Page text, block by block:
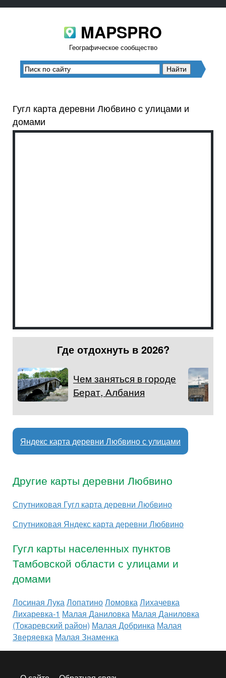
MAPSPRO
Географическое сообщество
Гугл карта деревни Любвино с улицами и
домами
Где отдохнуть в 2026?
Чем заняться в городе
Берат, Албания
Яндекс карта деревни Любвино с улицами
Другие карты деревни Любвино
Спутниковая Гугл карта деревни Любвино
Спутниковая Яндекс карта деревни Любвино
Гугл карты населенных пунктов
Тамбовской области с улицами и
домами
Лосиная Лука ЛопатиноЛомовка Лихачевка
Лихаревка-1 Малая Даниловка Малая Даниловка
(Токаревский район) Малая Добринка Малая
Зверяевка Малая Знаменка